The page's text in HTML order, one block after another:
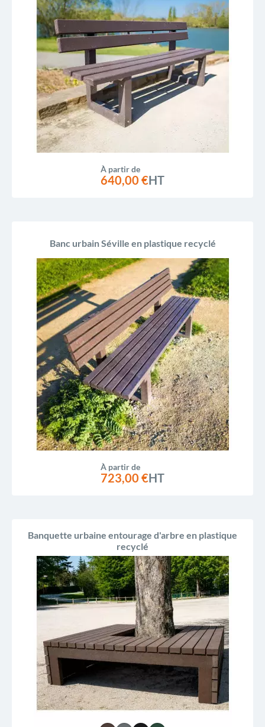
À partir de
640,00 €HT
Banc urbain Séville en plastique recyclé
À partir de
723,00 €HT
Banquette urbaine entourage d'arbre en plastique
recyclé